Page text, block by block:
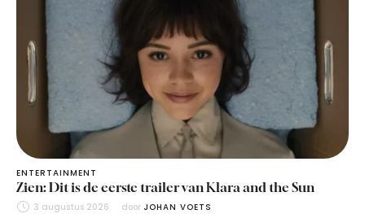
ENTERTAINMENT
Zien: Dit is de eerste trailer van Klara and the Sun
3 augustus 2026 door JOHAN VOETS